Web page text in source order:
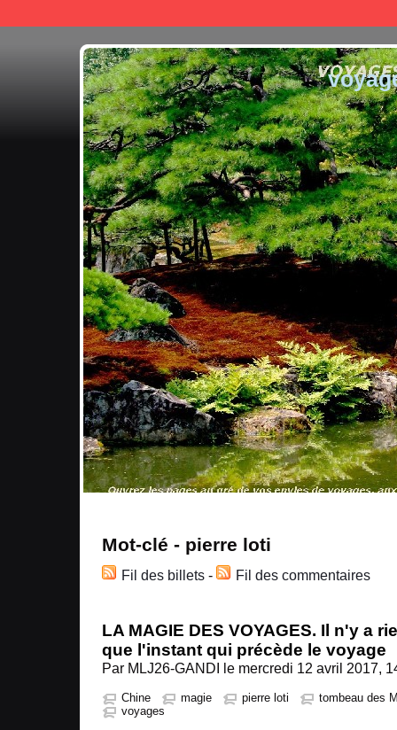
Mot-clé - pierre loti
Fil des billets - Fil des commentaires
LA MAGIE DES VOYAGES. Il n'y a
que l'instant qui précède le voyage
Par MLJ26-GANDI le mercredi 12 avril 2017,
Chine magie pierre loti
tombeau des
voyages